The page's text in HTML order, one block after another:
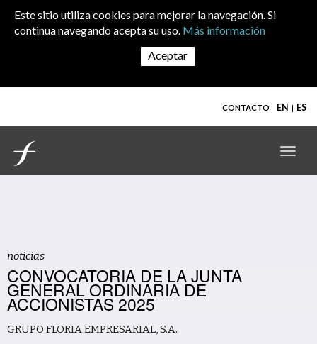
Este sitio utiliza cookies para mejorar la navegación. Si
continua navegando acepta su uso. Más información
EN ES
CONTACTO
noticias
CONVOCATORIA DE LA JUNTA
GENERAL ORDINARIA DE
ACCIONISTAS 2025
GRUPO FLORIA EMPRESARIAL, S.A.